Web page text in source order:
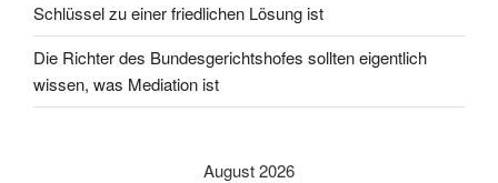
Schlüssel zu einer friedlichen Lösung ist
Die Richter des Bundesgerichtshofes sollten eigentlich
wissen, was Mediation ist
August 2026